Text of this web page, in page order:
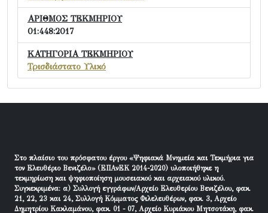
ΑΡΙΘΜΟΣ ΤΕΚΜΗΡΙΟΥ
01:448:2017
ΚΑΤΗΓΟΡΙΑ ΤΕΚΜΗΡΙΟΥ
Τρισδιάστατο Υλικό
Στο πλαίσιο του πρόσφατου έργου «Ψηφιακά Μνημεία και Τεκμήρια για
τον Ελευθέριο Βενιζέλο» (ΕΠΑνΕΚ 2014-2020) υλοποιήθηκε η
τεκμηρίωση και ψηφιοποίηση μουσειακού και αρχειακού υλικού.
Συγκεκριμένα: α) Συλλογή εγγράφων/Αρχείο Ελευθερίου Βενιζέλου, φακ.
21, 22, 23 και 24, Συλλογή Κόμματος Φιλελευθέρων, φακ. 3, Αρχείο
Δημητρίου Κακλαμάνου, φακ. 01 - 07, Αρχείο Κυριάκου Μητσοτάκη, φακ.